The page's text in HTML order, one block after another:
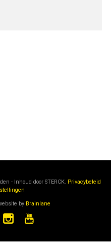
- Inhoud door STERCK. Privacybeleid
by Brainlane